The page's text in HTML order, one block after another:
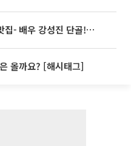
'2TV 생생정보' 오늘방송맛집- 배우 강성진 단골! 쌀국수ㆍ푸팟퐁 커리 맛집 '블○○○'
올까요? [해시태그]